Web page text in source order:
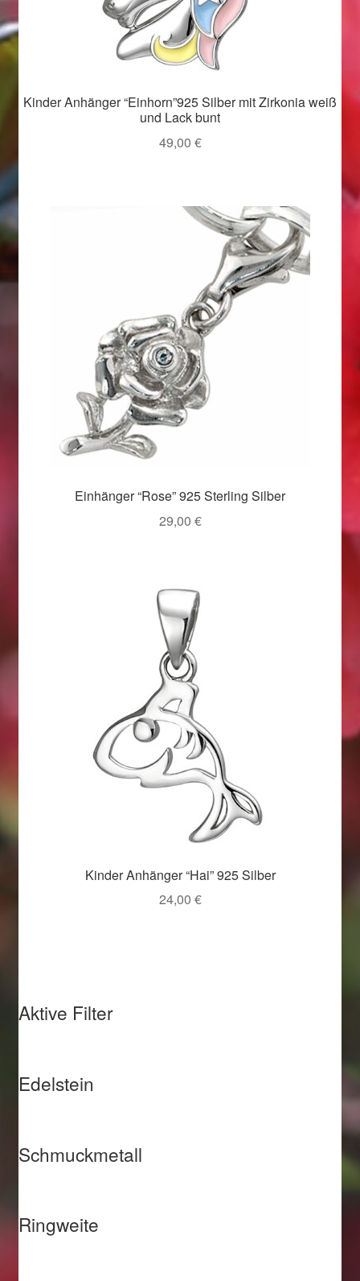
Valentinstag 2016
Weihnachtsangebote 2016
Weihnachtsangebote 2018
Weihnachtsangebote 2019
Weihnachtsangebote 2020
Kinder Anhänger “Einhorn”925 Silber mit Zirkonia weiß
und Lack bunt
49,00 €
Einhänger “Rose” 925 Sterling Silber
29,00 €
Kinder Anhänger “Hai” 925 Silber
24,00 €
Aktive Filter
Edelstein
Schmuckmetall
Ringweite